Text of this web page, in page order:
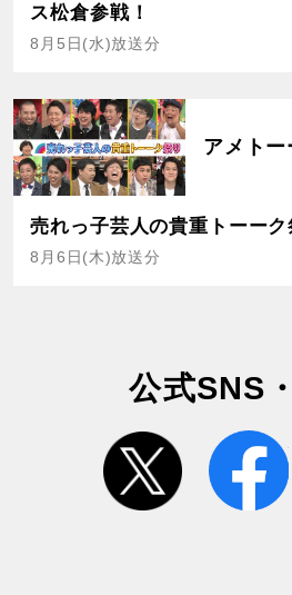
ス松倉参戦！
8月5日(水)放送分
アメトー
売れっ子芸人の貴重トーー
8月6日(木)放送分
公式SNS
twitter